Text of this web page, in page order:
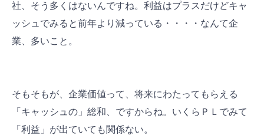
社、そう多くはないんですね。利益はプラスだけどキャ
ッシュでみると前年より減っている・・・・なんて企
業、多いこと。
そもそもが、企業価値って、将来にわたってもらえる
「キャッシュの」総和、ですからね。いくらＰＬでみて
「利益」が出ていても関係ない。